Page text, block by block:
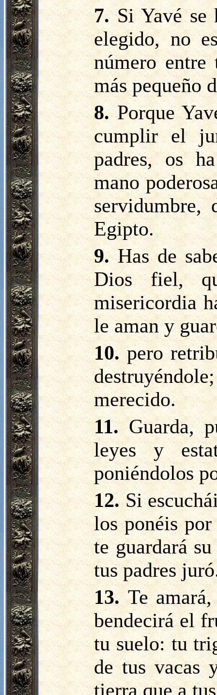
7.Si Yavé se
elegido, no
número entre
más pequeño
8.Porque
cumplir el
padres, os
mano
servidumbre,
Egipto.
9.Has de
Dios fiel,
misericordia
le aman y
10.pero
merecido.
11.Guarda,
leyes y
poniéndolos
12.Si
los ponéis
te guardará
tus padres
13.Te
bendecirá el
tu suelo: tu
de tus vacas
tierra que a